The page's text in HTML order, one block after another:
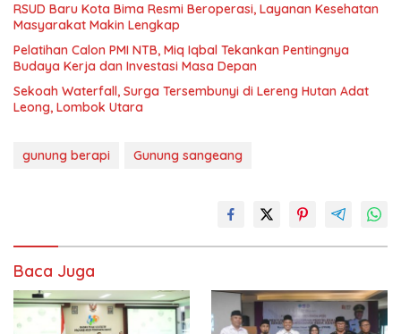
RSUD Baru Kota Bima Resmi Beroperasi, Layanan Kesehatan
Masyarakat Makin Lengkap
Pelatihan Calon PMI NTB, Miq Iqbal Tekankan Pentingnya
Budaya Kerja dan Investasi Masa Depan
Sekoah Waterfall, Surga Tersembunyi di Lereng Hutan Adat
Leong, Lombok Utara
gunung berapi Gunung sangeang
Baca Juga